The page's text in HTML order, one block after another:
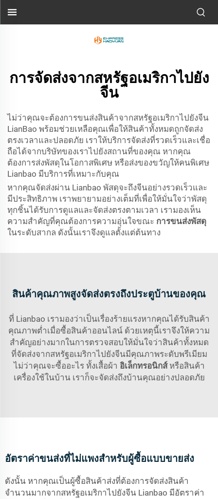
การจัดส่งจากสหรัฐอเมริกาไปยัง
จีน
ไม่ว่าคุณจะต้องการขนส่งสินค้าจากสหรัฐอเมริกาไปยังจีน
LianBao พร้อมช่วยเหลือคุณเพื่อให้สินค้าทั้งหมดถูกจัดส่ง
ตรงเวลาและปลอดภัย เราให้บริการจัดส่งที่รวดเร็วและเชื่อ
ถือได้จากบริษัทของเราไปยังสถานที่ของคุณ หากคุณ
ต้องการส่งพัสดุในโอกาสพิเศษ หรือส่งของขวัญให้คนพิเศษ
Lianbao มีบริการที่เหมาะกับคุณ
หากคุณจัดส่งผ่าน Lianbao พัสดุจะถึงจีนอย่างรวดเร็วและ
มีประสิทธิภาพ เราพยายามอย่างเต็มที่เพื่อให้มั่นใจว่าพัสดุ
ทุกชิ้นได้รับการดูแลและจัดส่งตรงตามเวลา เรามองเห็น
ความสำคัญที่คุณต้องการความอุ่นใจขณะ การขนส่งพัสดุ
ในระดับสากล ดังนั้นเราจึงดูแลตั้งแต่ต้นทาง
สินค้าคุณภาพสูงจัดส่งตรงถึงประตูบ้านของคุณ
ที่ Lianbao เรามองว่าเป็นเรื่องร้ายแรงหากคุณได้รับสินค้า
คุณภาพต่ำเมื่อซื้อสินค้าออนไลน์ ด้วยเหตุนี้เราจึงให้ความ
สำคัญอย่างมากในการตรวจสอบให้มั่นใจว่าสินค้าทั้งหมด
ที่จัดส่งจากสหรัฐอเมริกาไปยังจีนมีคุณภาพระดับพรีเมียม
ไม่ว่าคุณจะซื้ออะไร ทั้งเสื้อผ้า อิเล็กทรอนิกส์ หรือสินค้า
เครื่องใช้ในบ้าน เราก็จะจัดส่งถึงบ้านคุณอย่างปลอดภัย
อัตราค่าขนส่งที่ไม่แพงสำหรับผู้ซื้อแบบขายส่ง
ดังนั้น หากคุณเป็นผู้ซื้อสินค้าส่งที่ต้องการจัดส่งสินค้า
จำนวนมากจากสหรัฐอเมริกาไปยังจีน Lianbao มีอัตราค่า